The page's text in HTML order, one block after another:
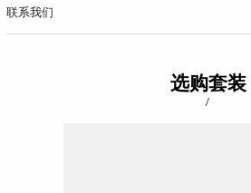
联系我们
选购套装
/